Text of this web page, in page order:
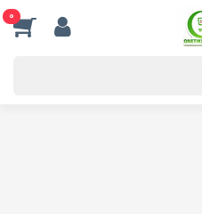
0